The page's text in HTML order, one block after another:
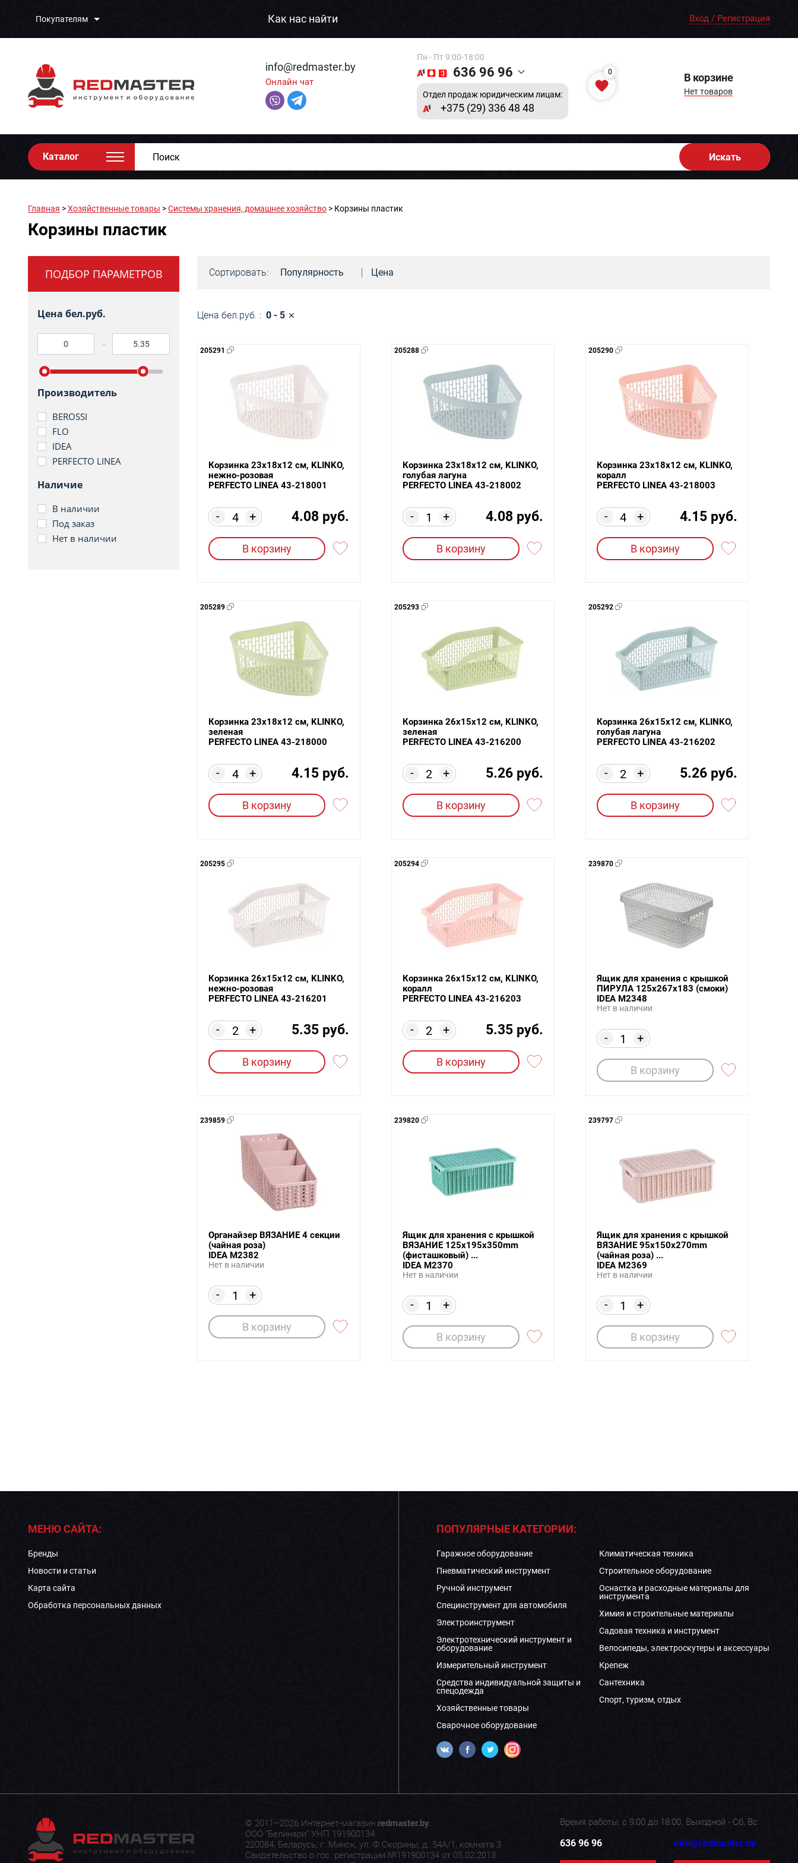
Покупателям Как нас найти Вход / Регистрация
info@redmaster.by
Онлайн чат
Пн - Пт 9:00-18:00
636 96 96
Отдел продаж юридическим лицам:
+375 (29) 336 48 48
0 В корзине
Нет товаров
Каталог Искать
Главная >Хозяйственные товары >Системы хранения, домашнее хозяйство > Корзины пластик
Корзины пластик
ПОДБОР ПАРАМЕТРОВ
Цена бел.руб.
Производитель
BEROSSI
FLO
IDEA
PERFECTO LINEA
Наличие
В наличии
Под заказ
Нет в наличии
Сортировать: Популярность Цена
Цена бел.руб. : 0 - 5
205291
Корзинка 23х18х12 см, KLINKO,
нежно-розовая
PERFECTO LINEA 43-218001
+
- 4.08 руб.
В корзину
205288
Корзинка 23х18х12 см, KLINKO,
голубая лагуна
PERFECTO LINEA 43-218002
+
- 4.08 руб.
В корзину
205290
Корзинка 23х18х12 см, KLINKO,
коралл
PERFECTO LINEA 43-218003
+
- 4.15 руб.
В корзину
205289
Корзинка 23х18х12 см, KLINKO,
зеленая
PERFECTO LINEA 43-218000
+
- 4.15 руб.
В корзину
205293
Корзинка 26х15х12 см, KLINKO,
зеленая
PERFECTO LINEA 43-216200
+
- 5.26 руб.
В корзину
205292
Корзинка 26х15х12 см, KLINKO,
голубая лагуна
PERFECTO LINEA 43-216202
+
- 5.26 руб.
В корзину
205295
Корзинка 26х15х12 см, KLINKO,
нежно-розовая
PERFECTO LINEA 43-216201
+
- 5.35 руб.
В корзину
205294
Корзинка 26х15х12 см, KLINKO,
коралл
PERFECTO LINEA 43-216203
+
- 5.35 руб.
В корзину
239870
Ящик для хранения с крышкой
ПИРУЛА 125х267х183 (смоки)
IDEA М2348
Нет в наличии
+
-
В корзину
239859
Органайзер ВЯЗАНИЕ 4 секции
(чайная роза)
IDEA М2382
Нет в наличии
+
-
В корзину
239820
Ящик для хранения с крышкой
ВЯЗАНИЕ 125x195x350mm
(фисташковый) ...
IDEA М2370
Нет в наличии
+
-
В корзину
239797
Ящик для хранения с крышкой
ВЯЗАНИЕ 95x150x270mm
(чайная роза) ...
IDEA М2369
Нет в наличии
+
-
В корзину
МЕНЮ САЙТА:
Бренды
Новости и статьи
Карта сайта
Обработка персональных данных
ПОПУЛЯРНЫЕ КАТЕГОРИИ:
Гаражное оборудование
Пневматический инструмент
Ручной инструмент
Специнструмент для автомобиля
Электроинструмент
Электротехнический инструмент и
оборудование
Измерительный инструмент
Средства индивидуальной защиты и
спецодежда
Хозяйственные товары
Сварочное оборудование
Климатическая техника
Строительное оборудование
Оснастка и расходные материалы для
инструмента
Химия и строительные материалы
Садовая техника и инструмент
Велосипеды, электроскутеры и аксессуары
Крепеж
Сантехника
Спорт, туризм, отдых
© 2011–2026 Интернет-магазин redmaster.by.
ООО "Белинари" УНП 191900134
220084, Беларусь, г. Минск, ул. Ф.Скорины, д. 54А/1, комната 3
Свидетельство о гос. регистрации №191900134 от 05.02.2013
Время работы: с 9:00 до 18:00. Выходной - Сб, Вс
636 96 96 info@redmaster.by